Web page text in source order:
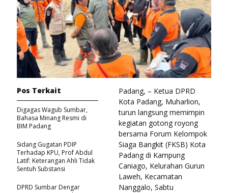
Padang, – Ketua DPRD
Kota Padang, Muharlion,
turun langsung memimpin
kegiatan gotong royong
bersama Forum Kelompok
Siaga Bangkit (FKSB) Kota
Padang di Kampung
Caniago, Kelurahan Gurun
Laweh, Kecamatan
Nanggalo, Sabtu
Pos Terkait
Digagas Wagub Sumbar,
Bahasa Minang Resmi di
BIM Padang
Sidang Gugatan PDIP
Terhadap KPU, Prof Abdul
Latif: Keterangan Ahli Tidak
Sentuh Substansi
DPRD Sumbar Dengar